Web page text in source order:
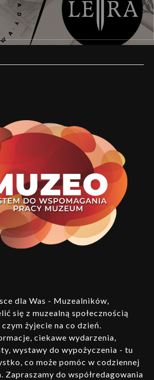
dla Was - Muzealników,
się z muzealną społecznością
żyjecie na co dzień.
ciekawe wydarzenia,
wystawy do wypożyczenia - tu
co może pomóc w codziennej
Zapraszamy do współredagowania